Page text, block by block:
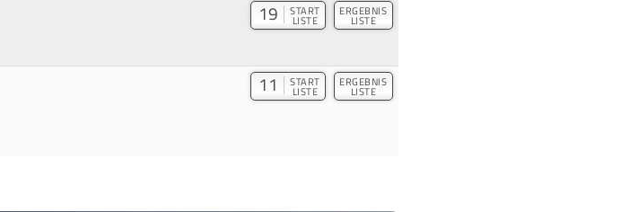
19 START
LISTE
ERGEBNIS
LISTE
11 START
LISTE
ERGEBNIS
LISTE